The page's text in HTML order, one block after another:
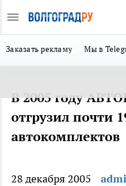
Заказать рекламу Мы в
В 2005 году
отгрузил почти
автокомплектов
28 декабря 2005